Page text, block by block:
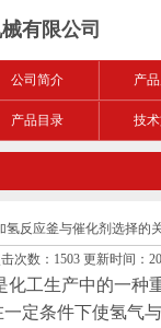
有限公司
公司简介 产
产品目录 技
氢反应釜与催化剂选择的
次数：1503 更新时间：
化工生产中的一种
定条件下使氢气